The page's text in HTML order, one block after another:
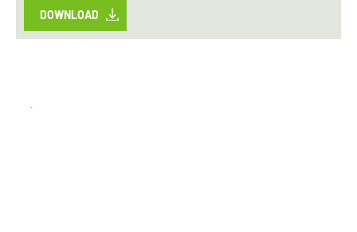
DOWNLOAD
Vielen Dank an unsere Sponsoren: